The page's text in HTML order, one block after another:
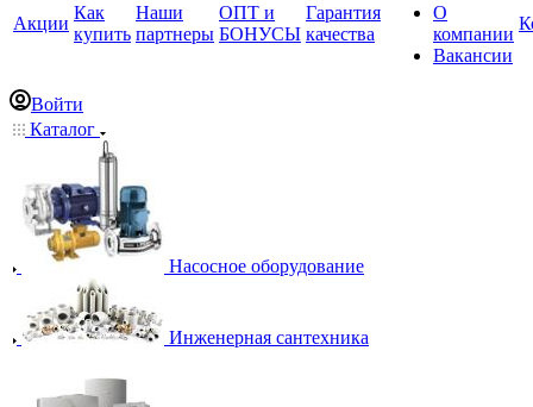
Акции
Как
купить
Наши
партнеры
ОПТ и
БОНУСЫ
Гарантия
качества
О
компании
Вакансии
Войти
Каталог
Насосное оборудование
Инженерная сантехника